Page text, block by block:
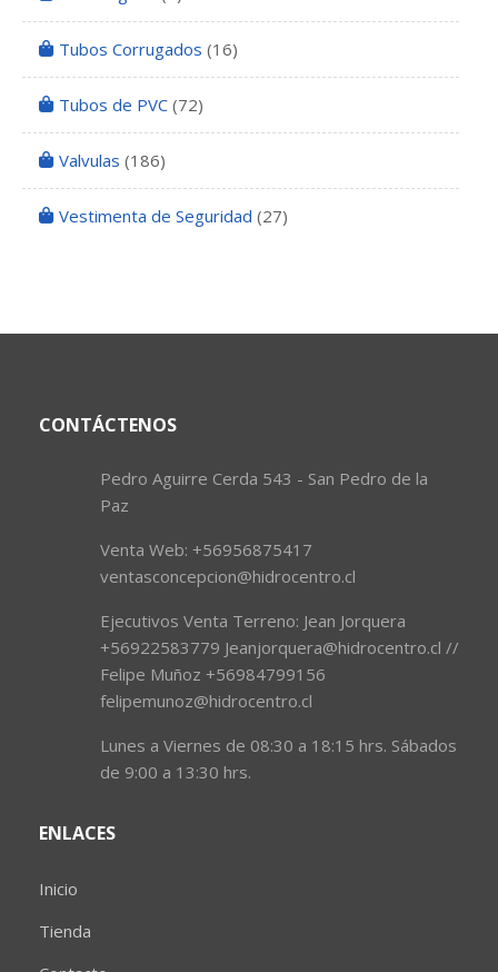
Tubos Corrugados (16)
Tubos de PVC (72)
Valvulas (186)
Vestimenta de Seguridad (27)
CONTÁCTENOS
Pedro Aguirre Cerda 543 - San Pedro de la
Paz
Venta Web: +56956875417
ventasconcepcion@hidrocentro.cl
Ejecutivos Venta Terreno: Jean Jorquera
+56922583779 Jeanjorquera@hidrocentro.cl //
Felipe Muñoz +56984799156
felipemunoz@hidrocentro.cl
Lunes a Viernes de 08:30 a 18:15 hrs. Sábados
de 9:00 a 13:30 hrs.
ENLACES
Inicio
Tienda